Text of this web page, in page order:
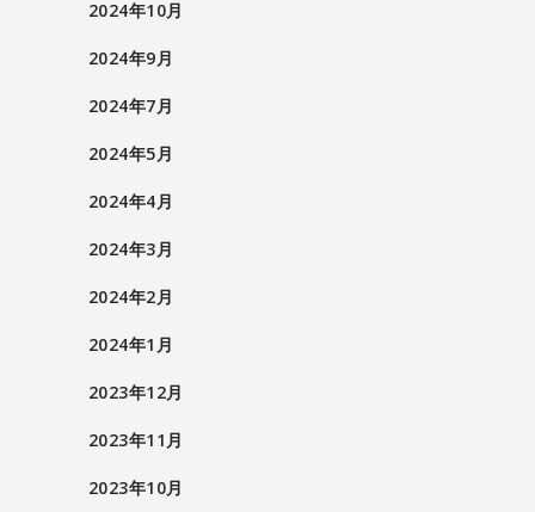
2024年10月
2024年9月
2024年7月
2024年5月
2024年4月
2024年3月
2024年2月
2024年1月
2023年12月
2023年11月
2023年10月